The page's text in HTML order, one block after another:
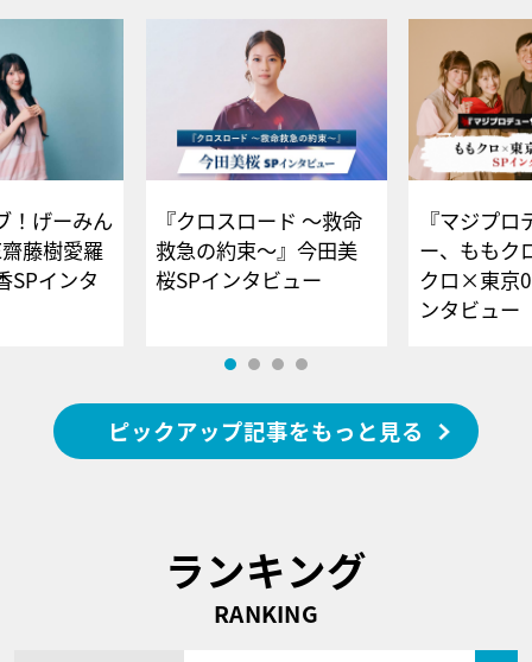
！げーみん
藤樹愛羅
SPインタ
『クロスロード ～救命
救急の約束～』今田美
桜SPインタビュー
『マジプロ
ー、ももク
クロ×東京
ンタビュー
ピックアップ記事をもっと見る
ランキング
RANKING